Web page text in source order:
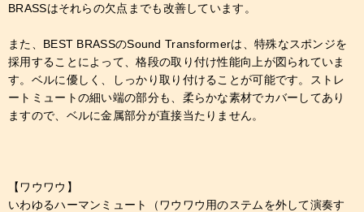
BRASSはそれらの欠点までも改善しています。
また、BEST BRASSのSound Transformerは、特殊なスポンジを
採用することによって、格段の取り付け性能向上が図られていま
す。ベルに優しく、しっかり取り付けることが可能です。ストレ
ートミュートの細い端の部分も、柔らかな素材でカバーしてあり
ますので、ベルに金属部分が直接当たりません。
【ワウワウ】
いわゆるハーマンミュート（ワウワウ用のステムを外して演奏す